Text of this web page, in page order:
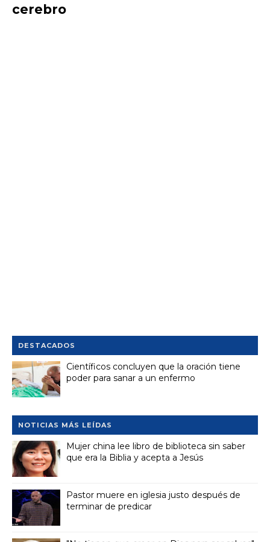
cerebro
DESTACADOS
Científicos concluyen que la oración tiene
poder para sanar a un enfermo
NOTICIAS MÁS LEÍDAS
Mujer china lee libro de biblioteca sin saber
que era la Biblia y acepta a Jesús
Pastor muere en iglesia justo después de
terminar de predicar